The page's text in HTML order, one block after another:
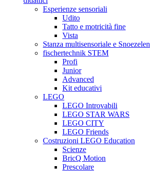
Esperienze sensoriali
Udito
Tatto e motricità fine
Vista
Stanza multisensoriale e Snoezelen
fischertechnik STEM
Profi
Junior
Advanced
Kit educativi
LEGO
LEGO Introvabili
LEGO STAR WARS
LEGO CITY
LEGO Friends
Costruzioni LEGO Education
Scienze
BricQ Motion
Prescolare